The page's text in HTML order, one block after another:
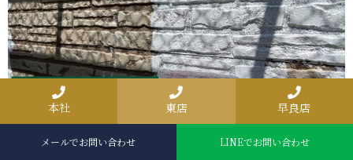
本社 東店 早良店
メールでお問い合わせ LINEでお問い合わせ